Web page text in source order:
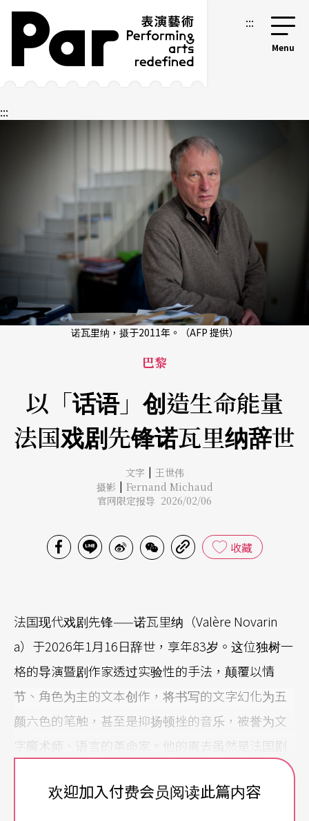
跳到主要内容区块
网站导览 :::
:::
诺瓦里纳，摄于2011年。（AFP 提供）
巴黎
以「话语」创造生命能量
法国戏剧先锋诺瓦里纳辞世
文字 | 王世伟
摄影 | Fernand Michaud
官网限定报导 2026/02/06
收藏
法国现代戏剧先锋——诺瓦里纳（Valère Novarin
a）于2026年1月16日辞世，享年83岁。这位独树一
格的导演暨剧作家透过实验性的手法，颠覆以情
节、角色为主的文本创作，将书写的文字幻化为五
颜六色的笔触，甚至是抑扬顿挫的音乐，被誉为文
字魔术师、语言的革命家。他的离去虽然是法国剧
场界的损失，但他留下的丰饶遗产，将持续在当代
剧场抵抗语言贫乏的浪潮中，发出强而有力的回
欢迎加入付费会员阅读此篇内容